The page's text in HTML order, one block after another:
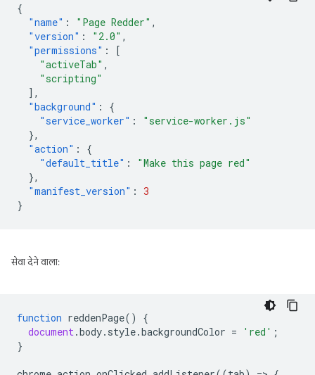
{
"name" : "Page Redder" ,
"version" : "2.0" ,
"permissions" :
[
"activeTab" ,
"scripting"
],
"background" :
{
"service_worker" :
"service-worker.js"
},
"action" :
{
"default_title" :
"Make this page red"
},
"manifest_version" : 3
}
सेवा देने वाला:
function reddenPage()
{
document .body. style.backgroundColor = 'red' ;
}